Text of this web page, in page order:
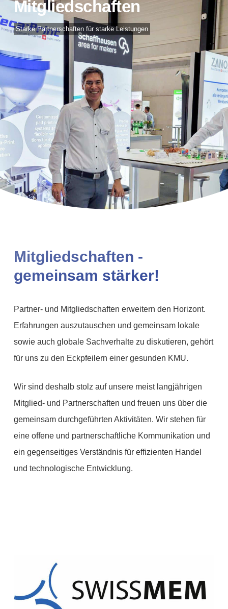
Mitgliedschaften
Starke Partnerschaften für starke Leistungen
Mitgliedschaften -
gemeinsam stärker!
Partner- und Mitgliedschaften erweitern den Horizont.
Erfahrungen auszutauschen und gemeinsam lokale
sowie auch globale Sachverhalte zu diskutieren, gehört
für uns zu den Eckpfeilern einer gesunden KMU.
Wir sind deshalb stolz auf unsere meist langjährigen
Mitglied- und Partnerschaften und freuen uns über die
gemeinsam durchgeführten Aktivitäten. Wir stehen für
eine offene und partnerschaftliche Kommunikation und
ein gegenseitiges Verständnis für effizienten Handel
und technologische Entwicklung.